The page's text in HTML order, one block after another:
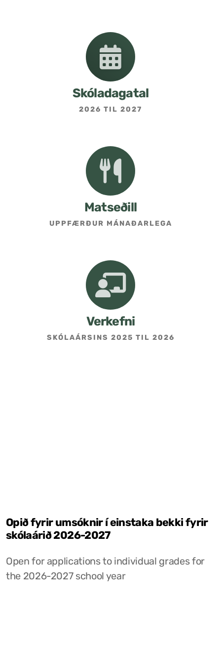
Skóladagatal
2026 TIL 2027
Matseðill
UPPFÆRÐUR MÁNAÐARLEGA
Verkefni
SKÓLAÁRSINS 2025 TIL 2026
Opið fyrir umsóknir í einstaka bekki fyrir
skólaárið 2026-2027
Open for applications to individual grades for
the 2026-2027 school year
Samstarf heimilis og skóla
Áætlanir og stefnur